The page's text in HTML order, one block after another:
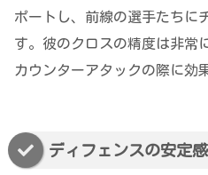
ポートし、前線の選手たちに
す。彼のクロスの精度は非常
カウンターアタックの際に効
ディフェンスの安定感